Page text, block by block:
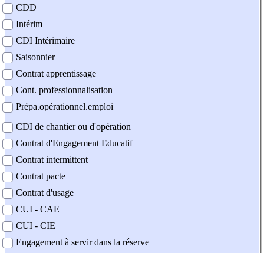
CDD
Intérim
CDI Intérimaire
Saisonnier
Contrat apprentissage
Cont. professionnalisation
Prépa.opérationnel.emploi
CDI de chantier ou d'opération
Contrat d'Engagement Educatif
Contrat intermittent
Contrat pacte
Contrat d'usage
CUI - CAE
CUI - CIE
Engagement à servir dans la réserve